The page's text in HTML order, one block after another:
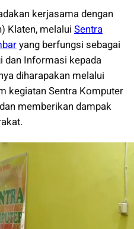
kerjasama dengan
Klaten, melalui Sentra
yang berfungsi sebagai
dan Informasi kepada
diharapakan melalui
kegiatan Sentra Komputer
memberikan dampak